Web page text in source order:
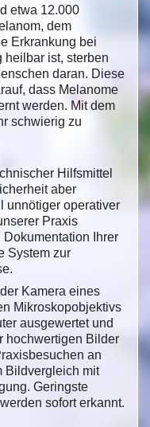
etwa 12.000
dem
Erkrankung bei
heilbar ist, sterben
daran. Diese
dass Melanome
werden. Mit dem
schwierig zu
Hilfsmittel
aber
unnötiger operativer
Praxis
Ihrer
System zur
Kamera eines
Mikroskopobjektivs
ausgewertet und
hochwertigen Bilder
an
Bildvergleich mit
Geringste
sofort erkannt.